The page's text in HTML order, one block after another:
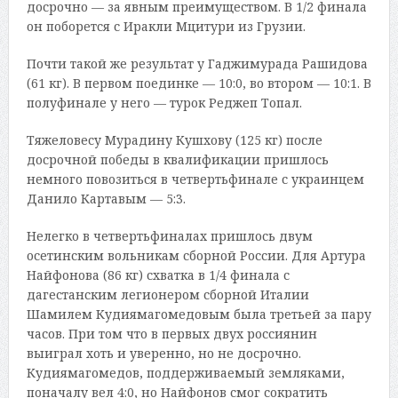
досрочно — за явным преимуществом. В 1/2 финала
он поборется с Иракли Мцитури из Грузии.
Почти такой же результат у Гаджимурада Рашидова
(61 кг). В первом поединке — 10:0, во втором — 10:1. В
полуфинале у него — турок Реджеп Топал.
Тяжеловесу Мурадину Кушхову (125 кг) после
досрочной победы в квалификации пришлось
немного повозиться в четвертьфинале с украинцем
Данило Картавым — 5:3.
Нелегко в четвертьфиналах пришлось двум
осетинским вольникам сборной России. Для Артура
Найфонова (86 кг) схватка в 1/4 финала с
дагестанским легионером сборной Италии
Шамилем Кудиямагомедовым была третьей за пару
часов. При том что в первых двух россиянин
выиграл хоть и уверенно, но не досрочно.
Кудиямагомедов, поддерживаемый земляками,
поначалу вел 4:0, но Найфонов смог сократить